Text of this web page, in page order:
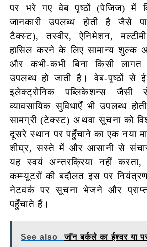
पर भरे गए वेब पृष्ठों (पेजिज) में
जानकारी उपलब्ध होती है जैसे
टैक्स्ट), तस्वीर, ऐनिमेशन,
हासिल करने के लिए सामान्य शुल्क
और कभी-कभी बिना किसी
उपलब्ध हो जाती है। वेब-पृष्ठों से
इलेक्ट्रोनिक पब्लिकेशन्स जैसी
व्यावसायिक सुविधाएँ भी उपलब्ध
सामग्री (टेक्स्ट) अथवा सूचना को
दूसरे स्थान पर पहुँचाने का एक नया
शीघ्र, सस्ते में और आसानी से संचार
यह स्वयं अन्तरक्रिया नहीं करता,
कम्प्यूटरों की बदौलत इस पर
नेटवर्क पर सूचना भेजने और
पहुँचाते हैं।
See also
जाॅन बर्कले का ईश्वर या